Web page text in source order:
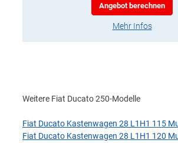
Angebot berechnen
Mehr Infos
Weitere Fiat Ducato 250-Modelle
Fiat Ducato Kastenwagen 28 L1H1 115
Fiat Ducato Kastenwagen 28 L1H1 120